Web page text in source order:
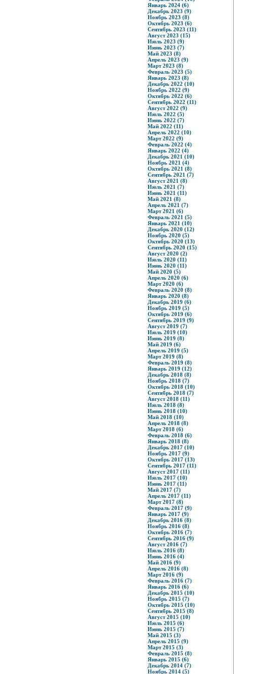
Январь 2024 (6)
Декабрь 2023 (9)
Ноябрь 2023 (8)
Октябрь 2023 (6)
Сентябрь 2023 (11)
Август 2023 (15)
Июль 2023 (9)
Июнь 2023 (7)
Май 2023 (8)
Апрель 2023 (9)
Март 2023 (8)
Февраль 2023 (5)
Январь 2023 (8)
Декабрь 2022 (10)
Ноябрь 2022 (9)
Октябрь 2022 (6)
Сентябрь 2022 (11)
Август 2022 (9)
Июль 2022 (5)
Июнь 2022 (7)
Май 2022 (11)
Апрель 2022 (10)
Март 2022 (9)
Февраль 2022 (4)
Январь 2022 (4)
Декабрь 2021 (10)
Ноябрь 2021 (4)
Октябрь 2021 (8)
Сентябрь 2021 (7)
Август 2021 (8)
Июль 2021 (7)
Июнь 2021 (11)
Май 2021 (8)
Апрель 2021 (7)
Март 2021 (6)
Февраль 2021 (5)
Январь 2021 (10)
Декабрь 2020 (12)
Ноябрь 2020 (5)
Октябрь 2020 (13)
Сентябрь 2020 (15)
Август 2020 (2)
Июль 2020 (11)
Июнь 2020 (11)
Май 2020 (5)
Апрель 2020 (6)
Март 2020 (6)
Февраль 2020 (8)
Январь 2020 (8)
Декабрь 2019 (6)
Ноябрь 2019 (5)
Октябрь 2019 (6)
Сентябрь 2019 (9)
Август 2019 (7)
Июль 2019 (10)
Июнь 2019 (8)
Май 2019 (6)
Апрель 2019 (5)
Март 2019 (8)
Февраль 2019 (8)
Январь 2019 (12)
Декабрь 2018 (8)
Ноябрь 2018 (7)
Октябрь 2018 (10)
Сентябрь 2018 (7)
Август 2018 (11)
Июль 2018 (8)
Июнь 2018 (10)
Май 2018 (10)
Апрель 2018 (8)
Март 2018 (6)
Февраль 2018 (6)
Январь 2018 (8)
Декабрь 2017 (10)
Ноябрь 2017 (9)
Октябрь 2017 (13)
Сентябрь 2017 (11)
Август 2017 (11)
Июль 2017 (10)
Июнь 2017 (11)
Май 2017 (7)
Апрель 2017 (11)
Март 2017 (8)
Февраль 2017 (9)
Январь 2017 (9)
Декабрь 2016 (8)
Ноябрь 2016 (8)
Октябрь 2016 (7)
Сентябрь 2016 (9)
Август 2016 (7)
Июль 2016 (8)
Июнь 2016 (4)
Май 2016 (9)
Апрель 2016 (8)
Март 2016 (9)
Февраль 2016 (7)
Январь 2016 (6)
Декабрь 2015 (10)
Ноябрь 2015 (7)
Октябрь 2015 (10)
Сентябрь 2015 (8)
Август 2015 (10)
Июль 2015 (6)
Июнь 2015 (7)
Май 2015 (3)
Апрель 2015 (9)
Март 2015 (3)
Февраль 2015 (8)
Январь 2015 (6)
Декабрь 2014 (7)
Ноябрь 2014 (5)